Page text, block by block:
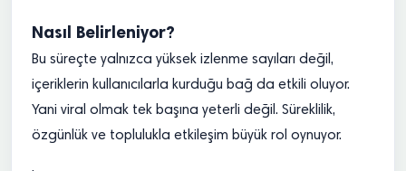
Nasıl Belirleniyor?
Bu süreçte yalnızca yüksek izlenme sayıları değil,
içeriklerin kullanıcılarla kurduğu bağ da etkili oluyor.
Yani viral olmak tek başına yeterli değil. Süreklilik,
özgünlük ve toplulukla etkileşim büyük rol oynuyor.